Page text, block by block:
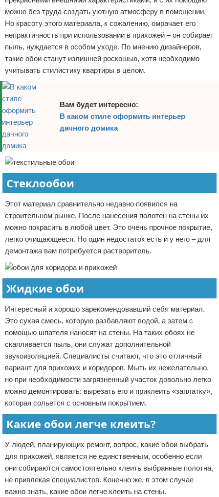
можно без труда создать уютную атмосферу в помещении.
Но красоту этого материала, к сожалению, омрачает его
непрактичность при использовании в прихожей – он собирает
пыль, нуждается в особом уходе. По мнению дизайнеров,
такие обои станут излишней роскошью, хотя необходимо
учитывать стилистику квартиры в целом.
Вам будет интересно:
В каком стиле оформить интерьер
дачного домика
Стеклообои
Этот материал сравнительно недавно появился на
строительном рынке. После нанесения полотен на стены их
можно покрасить в любой цвет. Это очень прочное покрытие,
легко очищающееся. Но один недостаток есть и у него – для
демонтажа вам потребуется растворитель.
Жидкие обои
Интересный и хорошо зарекомендовавший себя материал.
Это сухая смесь, которую разбавляют водой, а затем с
помощью шпателя наносят на стены. На таких обоях не
скапливается пыль, они служат дополнительной
звукоизоляцией. Специалисты считают, что это отличный
вариант для прихожих и коридоров. Мыть их нежелательно,
но при необходимости загрязненный участок довольно легко
можно демонтировать: вырезать его и приклеить «заплатку»,
которая сольется с основным покрытием.
Какие обои легче клеить?
У людей, планирующих ремонт, вопрос, какие обои выбрать
для прихожей, является не единственным, особенно если
они собираются самостоятельно клеить выбранные полотна,
не привлекая специалистов. Конечно же, в этом случае
важно знать, какие обои легче клеить на стены.